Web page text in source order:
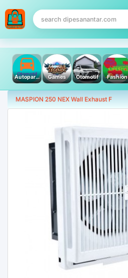
Autoparts Games Otomotif Fashion
MASPION 250 NEX Wall Exhaust F